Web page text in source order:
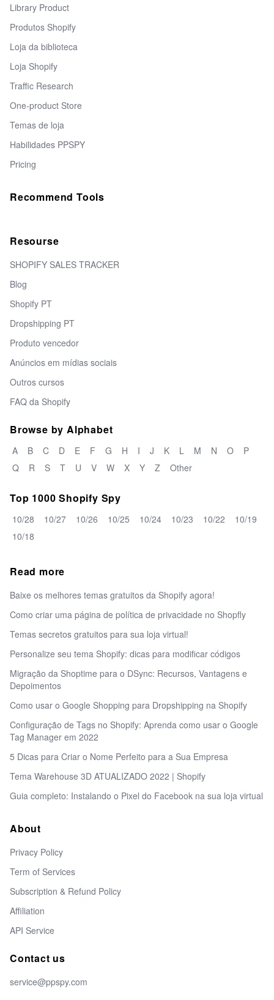
Library Product
Produtos Shopify
Loja da biblioteca
Loja Shopify
Traffic Research
One-product Store
Temas de loja
Habilidades PPSPY
Pricing
Recommend Tools
Resourse
SHOPIFY SALES TRACKER
Blog
Shopify PT
Dropshipping PT
Produto vencedor
Anúncios em mídias sociais
Outros cursos
FAQ da Shopify
Browse by Alphabet
A B C D E F G H I J K L M N O
P
Q
R S T U V W X Y Z Other
Top 1000 Shopify Spy
10/28 10/27 10/26 10/25 10/24 10/23 10/22
10/19
10/18
Read more
Baixe os melhores temas gratuitos da Shopify agora!
Como criar uma página de política de privacidade no Shopfly
Temas secretos gratuitos para sua loja virtual!
Personalize seu tema Shopify: dicas para modificar códigos
Migração da Shoptime para o DSync: Recursos, Vantagens e
Depoimentos
Como usar o Google Shopping para Dropshipping na Shopify
Configuração de Tags no Shopify: Aprenda como usar o Google
Tag Manager em 2022
5 Dicas para Criar o Nome Perfeito para a Sua Empresa
Tema Warehouse 3D ATUALIZADO 2022 | Shopify
Guia completo: Instalando o Pixel do Facebook na sua loja virtual
About
Privacy Policy
Term of Services
Subscription & Refund Policy
Affiliation
API Service
Contact us
service@ppspy.com